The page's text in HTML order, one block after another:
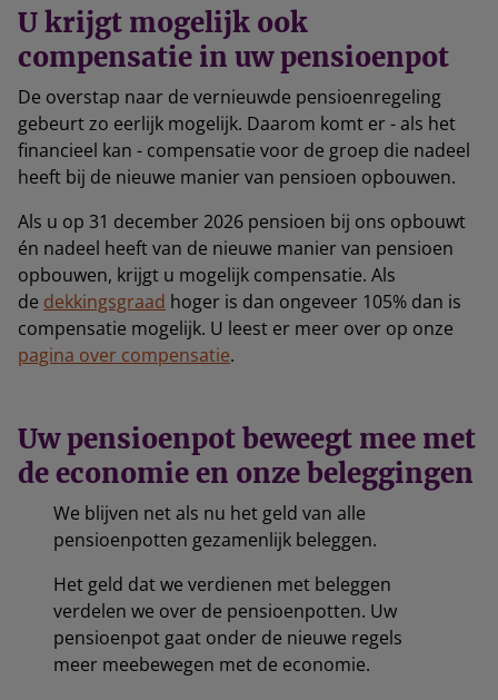
U krijgt mogelijk ook
compensatie in uw pensioenpot
De overstap naar de vernieuwde pensioenregeling
gebeurt zo eerlijk mogelijk. Daarom komt er - als het
financieel kan - compensatie voor de groep die nadeel
heeft bij de nieuwe manier van pensioen opbouwen.
Als u op 31 december 2026 pensioen bij ons opbouwt
én nadeel heeft van de nieuwe manier van pensioen
opbouwen, krijgt u mogelijk compensatie. Als
de dekkingsgraad hoger is dan ongeveer 105% dan is
compensatie mogelijk. U leest er meer over op onze
pagina over compensatie.
Uw pensioenpot beweegt mee met
de economie en onze beleggingen
We blijven net als nu het geld van alle
pensioenpotten gezamenlijk beleggen.
Het geld dat we verdienen met beleggen
verdelen we over de pensioenpotten. Uw
pensioenpot gaat onder de nieuwe regels
meer meebewegen met de economie.